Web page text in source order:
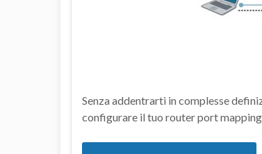
Senza addentrarti in complesse
configurare il tuo router port